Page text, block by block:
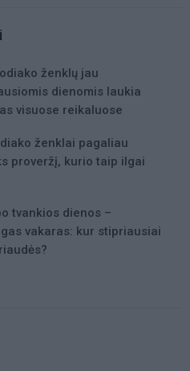
ženklų jau
dienomis laukia
visuose reikaluose
ženklai pagaliau
proveržį, kurio taip ilgai
tvankios dienos –
vakaras: kur stipriausiai